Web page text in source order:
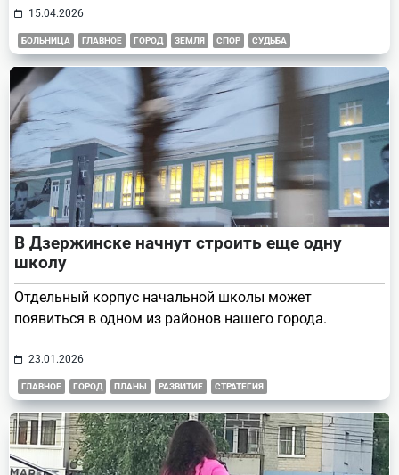
15.04.2026
БОЛЬНИЦА ГЛАВНОЕ ГОРОД ЗЕМЛЯ СПОР СУДЬБА
В Дзержинске начнут строить еще одну
школу
Отдельный корпус начальной школы может
появиться в одном из районов нашего города.
23.01.2026
ГЛАВНОЕ ГОРОД ПЛАНЫ РАЗВИТИЕ СТРАТЕГИЯ